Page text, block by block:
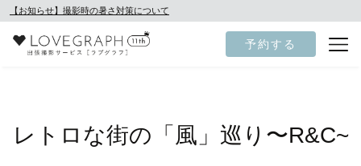
【お知らせ】撮影時の暑さ対策について
予約する
レトロな街の「風」巡り〜R&C~